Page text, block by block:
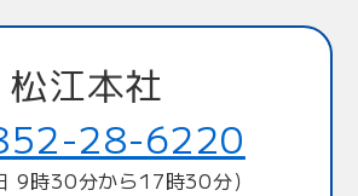
松江本社
28-6220
9時30分から17時30分）